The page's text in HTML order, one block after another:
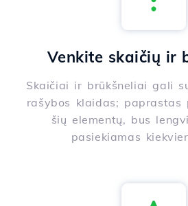
Venkite skaičių ir
Skaičiai ir brūkšneliai gali
rašybos klaidas; paprastas
šių elementų, bus
pasiekiamas